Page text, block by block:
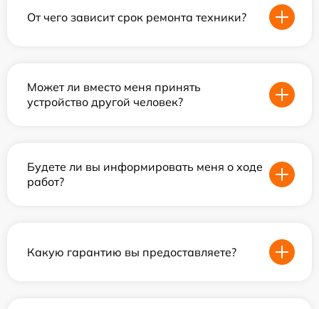
От чего зависит срок ремонта техники?
Может ли вместо меня принять
устройство другой человек?
Будете ли вы информировать меня о ходе
работ?
Какую гарантию вы предоставляете?